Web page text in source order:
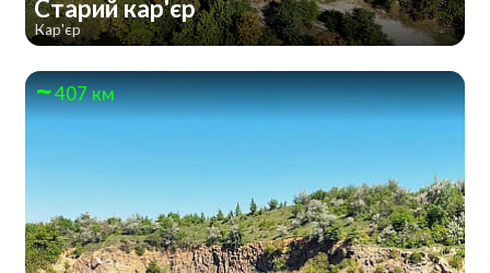
Старий кар'єр
Кар'єр
407 км